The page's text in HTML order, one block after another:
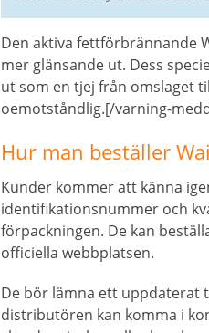
Den aktiva fettförbrännande
mer glänsande ut. Dess
ut som en tjej från omslaget
oemotståndlig.[/varning-
Hur man beställer
Kunder kommer att känna
identifikationsnummer och
förpackningen. De kan
officiella webbplatsen.
De bör lämna ett uppdaterat
distributören kan komma i